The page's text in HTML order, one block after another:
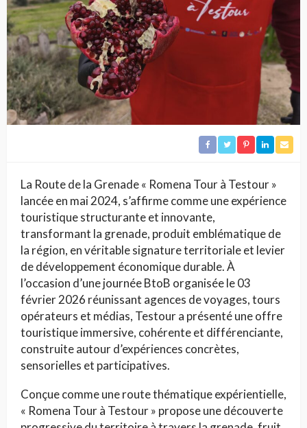
La Route de la Grenade « Romena Tour à Testour »
lancée en mai 2024, s’affirme comme une expérience
touristique structurante et innovante,
transformant la grenade, produit emblématique de
la région, en véritable signature territoriale et levier
de développement économique durable. À
l’occasion d’une journée BtoB organisée le 03
février 2026 réunissant agences de voyages, tours
opérateurs et médias, Testour a présenté une offre
touristique immersive, cohérente et différenciante,
construite autour d’expériences concrètes,
sensorielles et participatives.
Conçue comme une route thématique expérientielle,
« Romena Tour à Testour » propose une découverte